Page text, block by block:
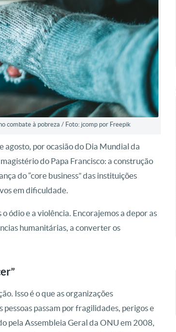
combate à pobreza / Foto: jcomp por Freepik
agosto, por ocasião do Dia Mundial da
do Papa Francisco: a construção
do “core business” das instituições
em dificuldade.
ódio e a violência. Encorajemos a depor as
humanitárias, a converter os
Isso é o que as organizações
passam por fragilidades, perigos e
pela Assembleia Geral da ONU em 2008,